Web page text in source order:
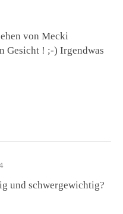
von Mecki
Gesicht ! ;-) Irgendwas
und schwergewichtig?